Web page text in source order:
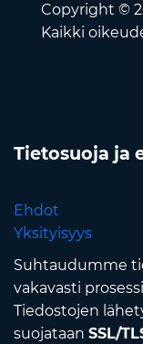
Copyright ©
Kaikki
Tietosuoja ja
Ehdot
Yksityisyys
Suhtaudumme
vakavasti
Tiedostojen
suojataan SSL/